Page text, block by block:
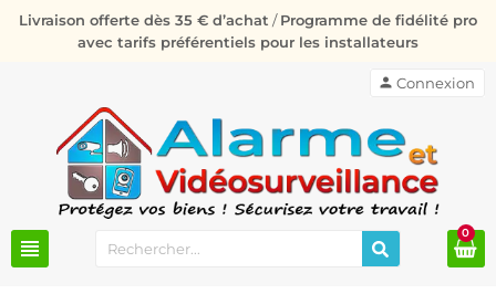
Livraison offerte dès 35 € d’achat /Programme de fidélité pro
avec tarifs préférentiels pour les installateurs
view_headline
person Connexion
0